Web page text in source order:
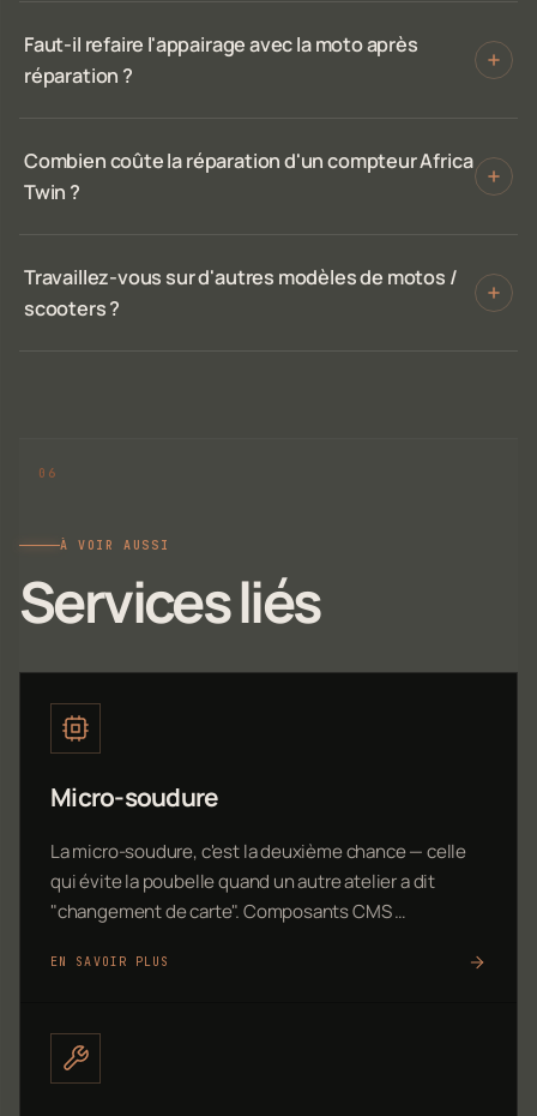
Faut-il refaire l'appairage avec la moto après
réparation ?
Combien coûte la réparation d'un compteur Africa
Twin ?
Travaillez-vous sur d'autres modèles de motos /
scooters ?
À VOIR AUSSI
Services liés
Micro-soudure
La micro-soudure, c'est la deuxième chance — celle
qui évite la poubelle quand un autre atelier a dit
"changement de carte". Composants CMS …
EN SAVOIR PLUS